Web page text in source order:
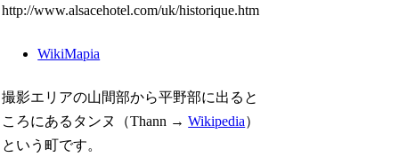
http://www.alsacehotel.com/uk/historique.htm
WikiMapia
撮影エリアの山間部から平野部に出ると
ころにあるタンヌ（Thann →Wikipedia）
という町です。